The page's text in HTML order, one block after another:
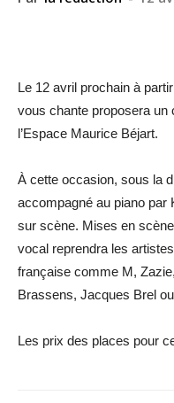
Le 12 avril prochain à
vous chante proposera
l’Espace Maurice Béjart.
À cette occasion, sous la
accompagné au piano par
sur scène. Mises en
vocal reprendra les
française comme M,
Brassens, Jacques Brel
Les prix des places pour